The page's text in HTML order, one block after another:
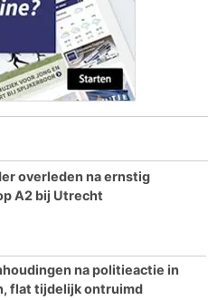
overleden na ernstig
A2 bij Utrecht
na politieactie in
flat tijdelijk ontruimd